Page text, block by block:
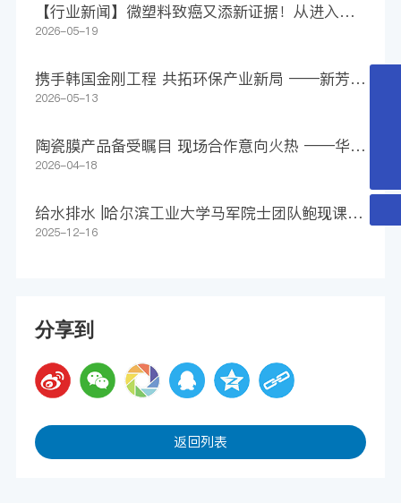
【行业新闻】微塑料致癌又添新证据！从进入身
体到助长肿瘤，仅4步
2026-05-19
携手韩国金刚工程 共拓环保产业新局 ——新芳科
技集团签署1500万美元意向合作协议
2026-05-13
陶瓷膜产品备受瞩目 现场合作意向火热 ——华远
环境亮相第27届上海环博会
2026-04-18
给水排水 |哈尔滨工业大学马军院士团队鲍现课题
组WR：净化还是污染？追踪膜源微塑料释放，守
2025-12-16
分享到
返回列表